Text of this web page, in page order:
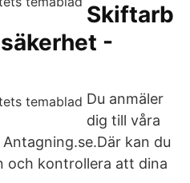
Skiftarb
-
Du anmäler
dig till våra
kan du
och kontrollera att dina